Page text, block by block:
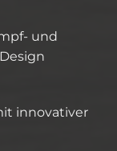
und
innovativer